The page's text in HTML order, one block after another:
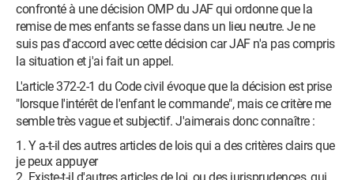
confronté à une décision OMP du JAF qui ordonne que la
remise de mes enfants se fasse dans un lieu neutre. Je ne
suis pas d'accord avec cette décision car JAF n'a pas compris
la situation et j'ai fait un appel.
L'article 372-2-1 du Code civil évoque que la décision est prise
"lorsque l'intérêt de l'enfant le commande", mais ce critère me
semble très vague et subjectif. J'aimerais donc connaître :
Y a-t-il des autres articles de lois qui a des critères clairs que
je peux appuyer